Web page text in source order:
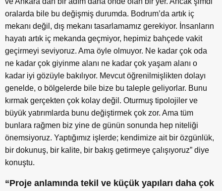
oralarda bile bu değişmiş durumda. Bodrum’da artık iç
mekanı değil, dış mekanı tasarlamamız gerekiyor. İnsanların
hayatı artık iç mekanda geçmiyor, hepimiz bahçede vakit
geçirmeyi seviyoruz. Ama öyle olmuyor. Ne kadar çok oda
ne kadar çok giyinme alanı ne kadar çok yaşam alanı o
kadar iyi gözüyle bakılıyor. Mevcut öğrenilmişlikten dolayı
genelde, o bölgelerde bile bize bu taleple geliyorlar. Bunu
kırmak gerçekten çok kolay değil. Oturmuş tipolojiler ve
büyük yatırımlarda bunu değiştirmek çok zor. Ama tüm
bunlara rağmen biz yine de günün sonunda hep niteliği
önemsiyoruz. Yaptığımız işlerde; kendimize ait bir özgünlük,
bir dokunuş, bir kalite, bir bakış getirmeye çalışıyoruz” diye
konuştu.
“Proje anlamında tekil ve küçük yapıları daha çok